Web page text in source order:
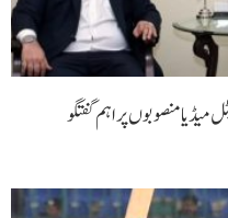
میڈیا منصوبوں پر اہم گفتگو